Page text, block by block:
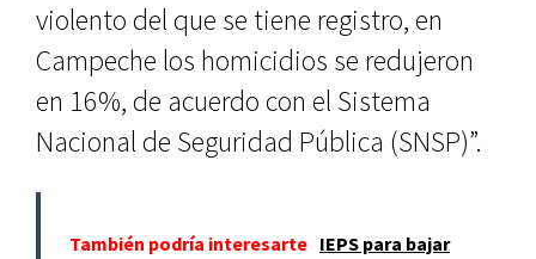
violento del que se tiene registro, en
Campeche los homicidios se redujeron
en 16%, de acuerdo con el Sistema
Nacional de Seguridad Pública (SNSP)”.
También podría interesarte IEPS para bajar